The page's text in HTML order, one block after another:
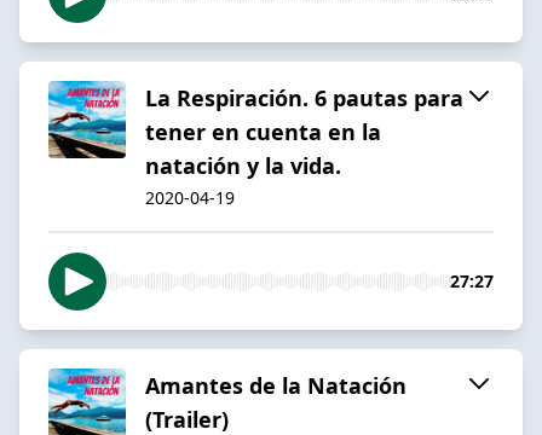
La Respiración. 6 pautas para
tener en cuenta en la
natación y la vida.
2020-04-19
27:27
Amantes de la Natación
(Trailer)